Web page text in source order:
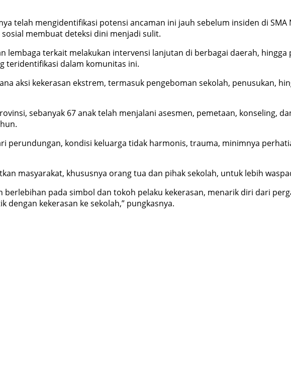
telah mengidentifikasi potensi ancaman ini jauh sebelum insiden di
membuat deteksi dini menjadi sulit.
lembaga terkait melakukan intervensi lanjutan di berbagai daerah, hingga
teridentifikasi dalam komunitas ini.
aksi kekerasan ekstrem, termasuk pengeboman sekolah, penusukan,
sebanyak 67 anak telah menjalani asesmen, pemetaan, konseling,
perundungan, kondisi keluarga tidak harmonis, trauma, minimnya
masyarakat, khususnya orang tua dan pihak sekolah, untuk lebih
pada simbol dan tokoh pelaku kekerasan, menarik diri dari
dengan kekerasan ke sekolah,” pungkasnya.